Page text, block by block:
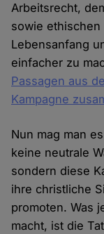
Arbeitsrecht,
sowie
Lebensanfang
einfacher zu
Passagen aus
Kampagne
Nun mag man
keine neutrale
sondern diese
ihre christliche
promoten. Was
macht, ist die